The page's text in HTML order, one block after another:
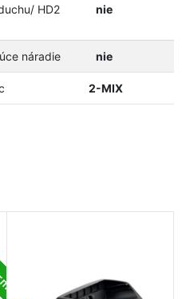
HD2
nie
náradie nie
2-MIX